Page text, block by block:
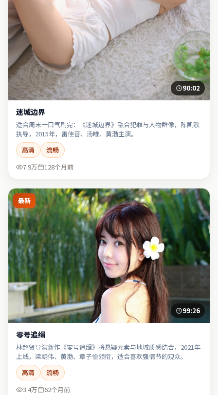
90:02
迷城边界
适合周末一口气刷完：《迷城边界》融合犯罪与人物群像，陈凯歌
执导，2015年，雷佳音、汤唯、黄渤主演。
高清
流畅
7.9万
128个月前
最新
99:26
零号追缉
林超贤导演新作《零号追缉》将悬疑元素与地域质感结合，2021年
上线，梁朝伟、黄渤、章子怡领衔，适合喜欢强情节的观众。
高清
流畅
3.4万
62个月前